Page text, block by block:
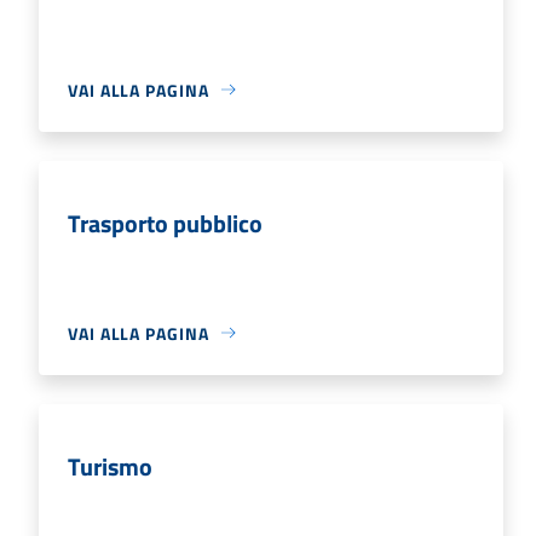
VAI ALLA PAGINA
Trasporto pubblico
VAI ALLA PAGINA
Turismo